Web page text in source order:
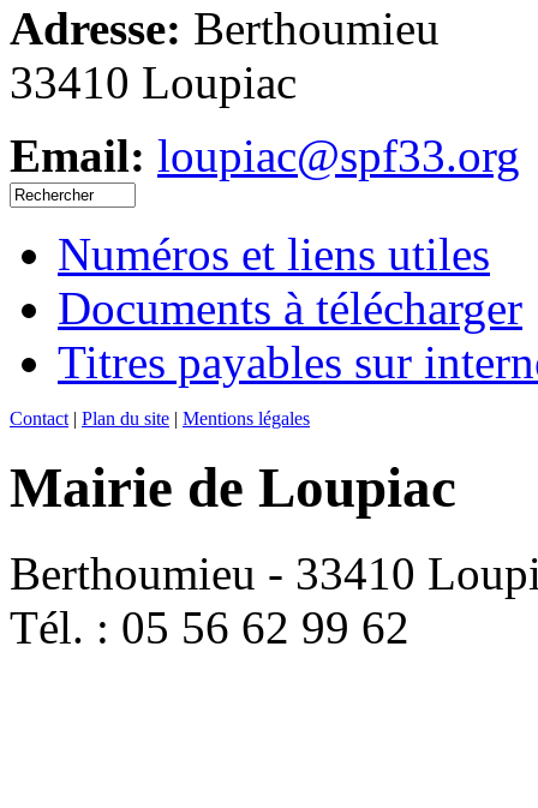
Adresse: Berthoumieu
33410 Loupiac
Email: loupiac@spf33.org
Numéros et liens utiles
Documents à télécharger
Titres payables sur
Contact | Plan du site | Mentions légales
Mairie de Loupiac
Berthoumieu - 33410
Tél. : 05 56 62 99 62